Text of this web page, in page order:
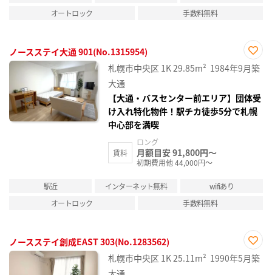
オートロック
手数料無料
ノースステイ大通 901(No.1315954)
お気
に入
札幌市中央区 1K29.85m² 1984年9月築
大通
【大通・バスセンター前エリア】団体受
け入れ特化物件！駅チカ徒歩5分で札幌
中心部を満喫
賃料
ロング
月額目安 91,800円～
初期費用他 44,000円～
駅近 インターネット無料
wifiあり
オートロック
手数料無料
ノースステイ創成EAST 303(No.1283562)
お気
に入
札幌市中央区 1K25.11m² 1990年5月築